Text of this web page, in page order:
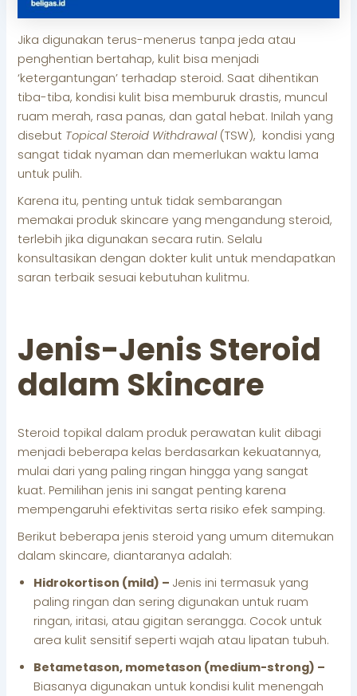
Jika digunakan terus-menerus tanpa jeda atau
penghentian bertahap, kulit bisa menjadi
‘ketergantungan’ terhadap steroid. Saat dihentikan
tiba-tiba, kondisi kulit bisa memburuk drastis, muncul
ruam merah, rasa panas, dan gatal hebat. Inilah yang
disebut Topical Steroid Withdrawal(TSW), kondisi yang
sangat tidak nyaman dan memerlukan waktu lama
untuk pulih.
Karena itu, penting untuk tidak sembarangan
memakai produk skincare yang mengandung steroid,
terlebih jika digunakan secara rutin. Selalu
konsultasikan dengan dokter kulit untuk mendapatkan
saran terbaik sesuai kebutuhan kulitmu.
Jenis-Jenis Steroid
dalam Skincare
Steroid topikal dalam produk perawatan kulit dibagi
menjadi beberapa kelas berdasarkan kekuatannya,
mulai dari yang paling ringan hingga yang sangat
kuat. Pemilihan jenis ini sangat penting karena
mempengaruhi efektivitas serta risiko efek samping.
Berikut beberapa jenis steroid yang umum ditemukan
dalam skincare, diantaranya adalah:
Hidrokortison (mild) – Jenis ini termasuk yang
paling ringan dan sering digunakan untuk ruam
ringan, iritasi, atau gigitan serangga. Cocok untuk
area kulit sensitif seperti wajah atau lipatan tubuh.
Betametason, mometason (medium-strong) –
Biasanya digunakan untuk kondisi kulit menengah